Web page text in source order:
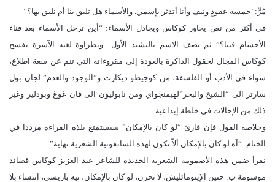
مُرٍّ:”خمسة عقودٍ ونيف وأنا أتدثر بإسمي. والأسماء هل تليق بنا أم نليق بها؟”
في أكثر من نص يحاور كوكاس ويجادل الأسماء: “أين ترحل الأسماء بعد فناء
الأجسام فينا؟” ثم يصف الاسم بالنشيد الأول.. وبطراوة لغته الآسرة يفسح
كوكاس المجال لحقول الذاكرة بالعودة إلى مقروءاته التي تنم عن سعة اطلاع،
سواء في الأدب أو الفلسفة، من كوجيطو ديكارت و”الوجود والعدم” لجان بول
سارتر الى “الشيخ والبحر”لهيمنجواي ومن نابوليون الى فان غوغ وبودلير وغير
ذلك من الإحالات في خلطة إبداعية.
وخلاصة القول فإن قارئ “لو كان بالإمكان” سيستمتع بلذة القراءة مرددا في
الختام: “آه لو كان بالإمكان ألاّ تكون لهذه السانفونية الشعرية نهاية”.
نقرأ ضمن هذه الأضمومة الشعرية الجديدة للشاعر عبد العزيز كوكاس قصائد
موشومة ب: حنين الإينومائليش، لا تحزن، لو كان بالإمكان، تيه باريسي، انتشاء بلا